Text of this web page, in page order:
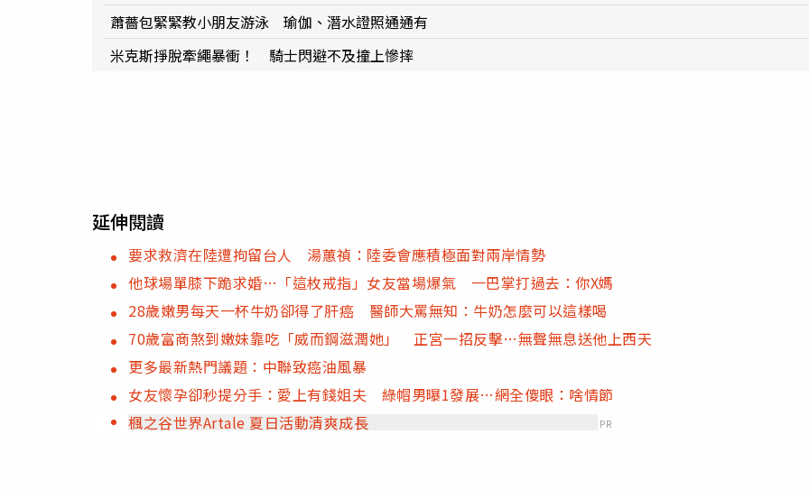
蕭薔包緊緊教小朋友游泳 瑜伽、潛水證照通通有
米克斯掙脫牽繩暴衝！ 騎士閃避不及撞上慘摔
延伸閱讀
要求救濟在陸遭拘留台人 湯蕙禎：陸委會應積極面對兩岸情勢
他球場單膝下跪求婚…「這枚戒指」女友當場爆氣 一巴掌打過去：你X媽
28歲嫩男每天一杯牛奶卻得了肝癌 醫師大罵無知：牛奶怎麼可以這樣喝
70歲富商煞到嫩妹靠吃「威而鋼滋潤她」 正宮一招反擊…無聲無息送他上西天
更多最新熱門議題：中聯致癌油風暴
女友懷孕卻秒提分手：愛上有錢姐夫 綠帽男曝1發展…網全傻眼：啥情節
楓之谷世界Artale 夏日活動清爽成長
PR